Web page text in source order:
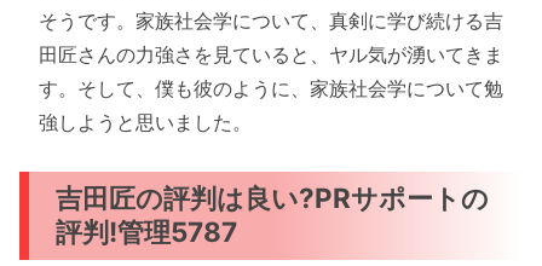
そうです。家族社会学について、真剣に学び続ける吉
田匠さんの力強さを見ていると、ヤル気が湧いてきま
す。そして、僕も彼のように、家族社会学について勉
強しようと思いました。
吉田匠の評判は良い?PRサポートの
評判!管理5787